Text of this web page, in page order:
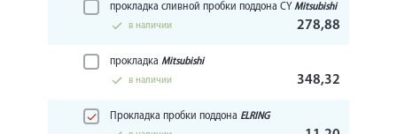
прокладка сливной пробки поддона CY Mitsubishi
в наличии
278,88
прокладка Mitsubishi
в наличии
348,32
Прокладка пробки поддона ELRING